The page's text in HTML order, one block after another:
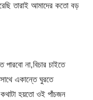
তারাই আমাদের কতো বড়
না,বিচার চাইতে
একান্তে ঘুরতে
কথাটা হয়তো ওই পাঁচজন